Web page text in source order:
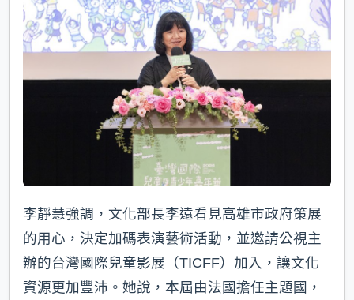
李靜慧強調，文化部長李遠看見高雄市政府策展
的用心，決定加碼表演藝術活動，並邀請公視主
辦的台灣國際兒童影展（TICFF）加入，讓文化
資源更加豐沛。她說，本屆由法國擔任主題國，